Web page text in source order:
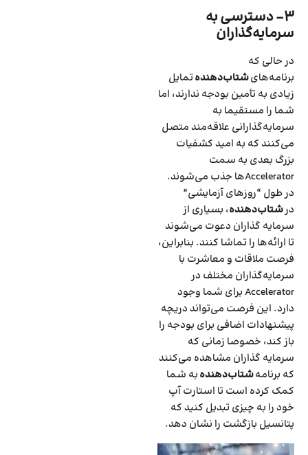
۳- دسترسی به
سرمایه‌گذاران
در حالی که
برنامه‌هایشتاب‌دهندهتمایل
زیادی به تأمین بودجه ندارند‌، اما
شما را مستقیما به
سرمایه‌گذارانی علاقه‌مند متصل
می‌کنند که به امید کشفیات
بزرگ بعدی به سمت
Accelerator‌ها جذب می‌شوند.
در طول “روزهای آزمایشی”
درشتاب‌دهنده‌، بسیاری از
سرمایه گذاران دعوت می‌شوند
تا ارائه‌ها را تماشا کنند. بنابراین،
فرصت ملاقات و معاشرت با
سرمایه‌گذاران مختلف در
Accelerator برای شما وجود
دارد. این فرصت می‌تواند دریچه
پیشنهادات اضافی برای بودجه را
باز کند‌، خصوصا زمانی که
سرمایه گذاران مشاهده می‌کنند
که برنامهشتاب‌دهندهبه شما
کمک کرده است تا استارت آپ
خود را به چیزی تبدیل کنید که
پتانسیل بازگشت را نشان دهد.